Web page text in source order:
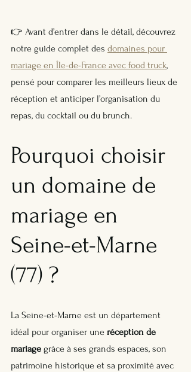
👉 Avant d’entrer dans le détail, découvrez
notre guide complet des domaines pour
mariage en Île-de-France avec food truck,
pensé pour comparer les meilleurs lieux de
réception et anticiper l’organisation du
repas, du cocktail ou du brunch.
Pourquoi choisir
un domaine de
mariage en
Seine-et-Marne
(77) ?
La Seine-et-Marne est un département
idéal pour organiser une réception de
mariage grâce à ses grands espaces, son
patrimoine historique et sa proximité avec